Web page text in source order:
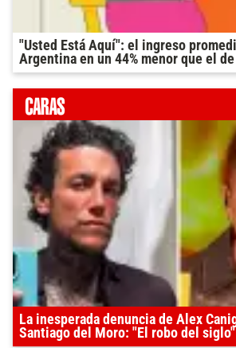
"Usted Está Aquí": el ingreso
Argentina en un 44% menor que el
La inesperada denuncia de Alex
Santiago del Moro: "El robo del siglo"